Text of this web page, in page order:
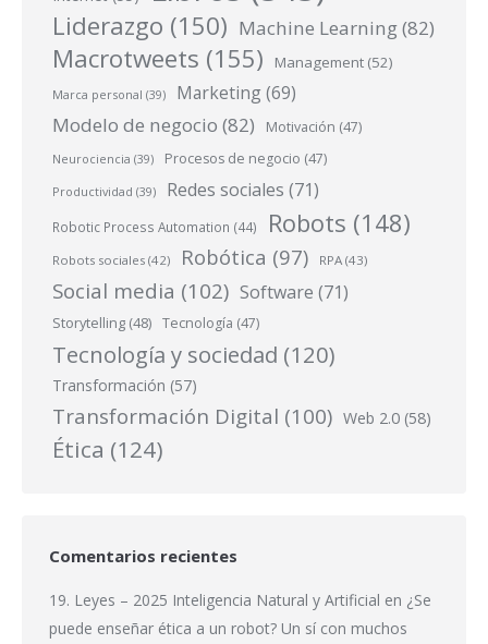
Liderazgo (150) Machine Learning(82)
Macrotweets (155) Management (52)
Marca personal (39) Marketing (69)
Modelo de negocio (82) Motivación (47)
Neurociencia (39) Procesos de negocio (47)
Productividad (39) Redes sociales (71)
Robotic Process Automation (44) Robots (148)
Robots sociales (42) Robótica (97) RPA (43)
Social media (102) Software (71)
Storytelling (48) Tecnología (47)
Tecnología y sociedad (120)
Transformación (57)
Transformación Digital (100) Web 2.0 (58)
Ética (124)
Comentarios recientes
19. Leyes – 2025 Inteligencia Natural y Artificial en ¿Se
puede enseñar ética a un robot? Un sí con muchos